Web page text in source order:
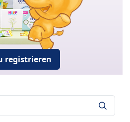
registrieren